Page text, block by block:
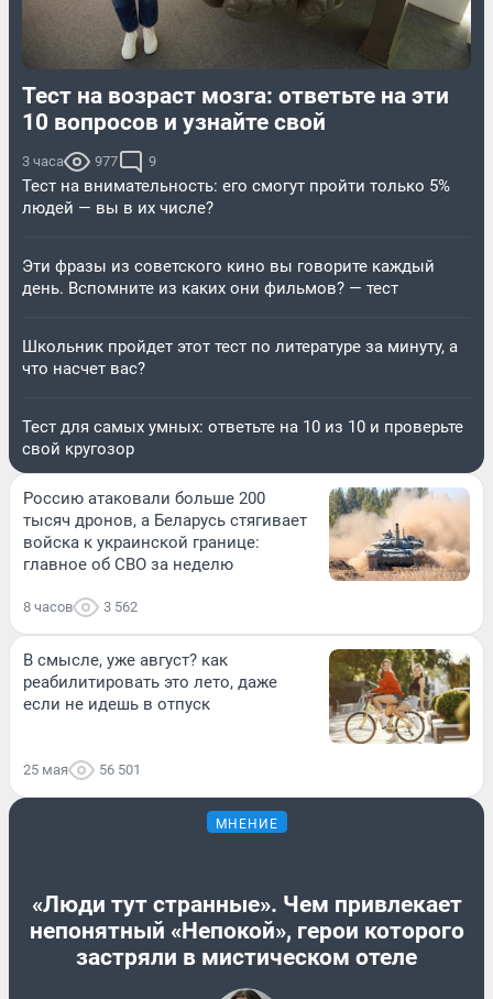
Тест на возраст мозга: ответьте на эти
10 вопросов и узнайте свой
3 часа 977 9
Тест на внимательность: его смогут пройти только 5%
людей — вы в их числе?
Эти фразы из советского кино вы говорите каждый
день. Вспомните из каких они фильмов? — тест
Школьник пройдет этот тест по литературе за минуту, а
что насчет вас?
Тест для самых умных: ответьте на 10 из 10 и проверьте
свой кругозор
Россию атаковали больше 200
тысяч дронов, а Беларусь стягивает
войска к украинской границе:
главное об СВО за неделю
8 часов 3 562
В смысле, уже август? как
реабилитировать это лето, даже
если не идешь в отпуск
25 мая 56 501
МНЕНИЕ
«Люди тут странные». Чем привлекает
непонятный «Непокой», герои которого
застряли в мистическом отеле